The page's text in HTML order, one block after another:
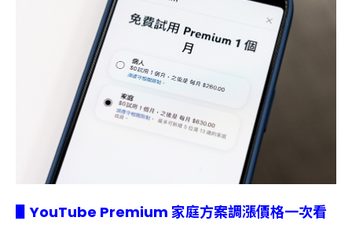
▋YouTube Premium 家庭方案調漲價格一次看